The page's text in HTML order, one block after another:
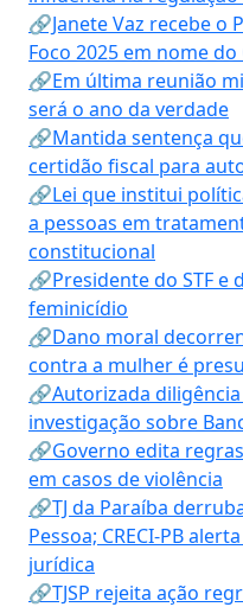
🔗Janete Vaz recebe o
Foco 2025 em nome
🔗Em última reunião
será o ano da verdade
🔗Mantida sentença
certidão fiscal para
🔗Lei que institui
a pessoas em
constitucional
🔗Presidente do STF e
feminicídio
🔗Dano moral
contra a mulher é
🔗Autorizada
investigação sobre
🔗Governo edita
em casos de violência
🔗TJ da Paraíba
Pessoa; CRECI-PB
jurídica
🔗TJSP rejeita ação